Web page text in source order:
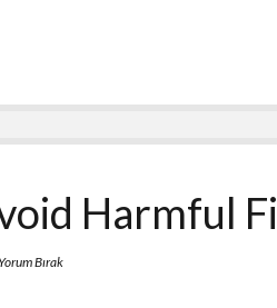
Harmful
Yorum Bırak